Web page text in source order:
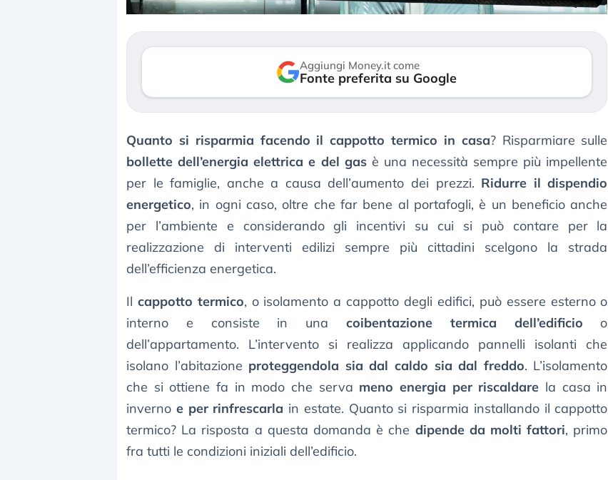
Aggiungi Money.it come
Fonte preferita su Google
Quanto si risparmia facendo il cappotto termico in casa? Risparmiare sulle
bollette dell’energia elettrica e del gasè una necessità sempre più impellente
per le famiglie, anche a causa dell’aumento dei prezzi. Ridurre il dispendio
energetico, in ogni caso, oltre che far bene al portafogli, è un beneficio anche
per l’ambiente e considerando gli incentivi su cui si può contare per la
realizzazione di interventi edilizi sempre più cittadini scelgono la strada
dell’efficienza energetica.
Il cappotto termico, o isolamento a cappotto degli edifici, può essere esterno o
interno e consiste in una coibentazione termica dell’edificio o
dell’appartamento. L’intervento si realizza applicando pannelli isolanti che
isolano l’abitazione proteggendola sia dal caldo sia dal freddo. L’isolamento
che si ottiene fa in modo che serva meno energia per riscaldare la casa in
inverno e per rinfrescarla in estate. Quanto si risparmia installando il cappotto
termico? La risposta a questa domanda è che dipende da molti fattori, primo
fra tutti le condizioni iniziali dell’edificio.
mostrando segni di stanchezza
verso le (…)
Kospi, mentre gli investitori retail (…)
30 luglio 2026